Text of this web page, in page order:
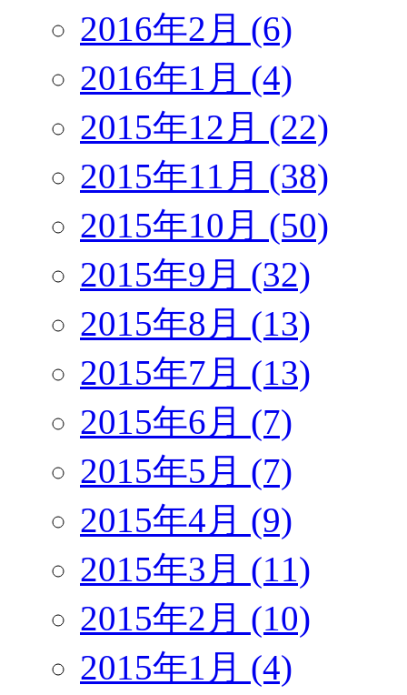
2016年2月 (6)
2016年1月 (4)
2015年12月 (22)
2015年11月 (38)
2015年10月 (50)
2015年9月 (32)
2015年8月 (13)
2015年7月 (13)
2015年6月 (7)
2015年5月 (7)
2015年4月 (9)
2015年3月 (11)
2015年2月 (10)
2015年1月 (4)